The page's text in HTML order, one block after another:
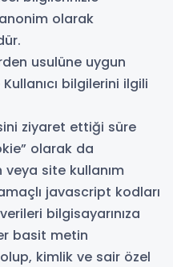
olarak
usulüne uygun
bilgilerini ilgili
ziyaret ettiği süre
olarak da
veya site kullanım
javascript kodları
bilgisayarınıza
basit metin
kimlik ve sair özel